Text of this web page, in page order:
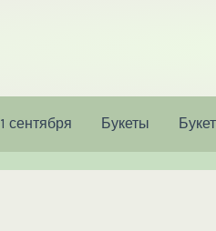
1 сентября Букеты